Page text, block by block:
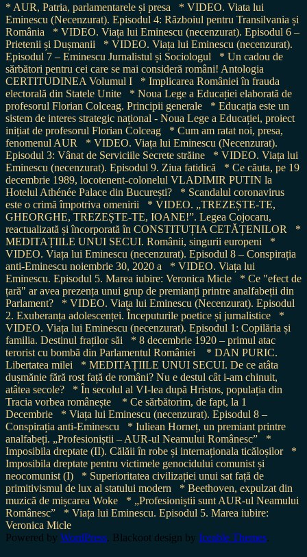
* AUR, Patria, parlamentarele și presa
* VIDEO. Viata lui
Eminescu (Necenzurat). Episodul 4: Războiul pentru Transilvania și
România
* VIDEO. Viața lui Eminescu (necenzurat). Episodul 6 –
Prietenii și Dușmanii
* VIDEO. Viața lui Eminescu (necenzurat).
Episodul 7 – Eminescu Jurnalistul și Sociologul
* Un cadou de
sărbători pentru cei care se mai consideră români! Antologia
CERTITUDINEA Volumul I
* Implicarea României în frauda
electorală din Statele Unite
* Noua Lege a Educației elaborată de
profesorul Florian Colceag. Principii generale
* Educația este un
sistem de interes strategic național - Noua Lege a Educației, proiect
inițiat de profesorul Florian Colceag
* Cum am ratat noi, presa,
fenomenul AUR
* VIDEO. Viața lui Eminescu (Necenzurat).
Episodul 3: Vânat de Serviciile Secrete străine
* VIDEO. Viața lui
Eminescu (necenzurat). Episodul 9. Ziua fatidică
* Ce căuta, pe 19
decembrie 1989, locotenent-colonelul VLADIMIR PUTIN la
Hotelul Athénée Palace din București?
* Scandalul coronavirus
este o crimă împotriva omenirii
* VIDEO. „TREZEȘTE-TE,
GHEORGHE, TREZEȘTE-TE, IOANE!”. Legea Cojocaru,
reactualizată și încorporată în CONSTITUȚIA CETĂȚENILOR
*
MEDITAȚIILE UNUI SECUI. Românii, singurii europeni
*
VIDEO. Viața lui Eminescu (necenzurat). Episodul 8 – Conspirația
anti-Eminescu noiembrie 30, 2020 a
* VIDEO. Viața lui
Eminescu. Episodul 5. Marea iubire: Veronica Micle
* Ce "efect de
țară" ar avea prezența unui grup de premianți printre analfabeții din
Parlament?
* VIDEO. Viața lui Eminescu (Necenzurat). Episodul
2. Exuberanța adolescenței. Începuturile poetice și jurnalistice
*
VIDEO. Viața lui Eminescu (necenzurat). Episodul 1: Copilăria și
familia. Destinul fraților săi
* 8 decembrie 1920 – primul atac
terorist cu bombă din Parlamentul României
* DAN PURIC.
Libertatea milei
* MEDITAȚIILE UNUI SECUI. De ce atâta
dușmănie fără rost față de români? Nu e destul cât i-am chinuit,
atâtea secole?
* În secolul al VI-lea după Hristos, populația din
Tracia vorbea românește
* Ce sărbătorim, de fapt, la 1
Decembrie
* Viața lui Eminescu (necenzurat). Episodul 8 –
Conspirația anti-Eminescu
* Iuliean Horneț, un premiant printre
analfabeți. „Profesioniștii – AUR-ul Neamului Românesc”
*
Imposibila dreptate (II). Călăii în robe și internaționala ticăloșilor
*
Imposibila dreptate pentru victimele genocidului comunist și
neocomunist (I)
* Superioritatea civilizației unui sat față de
primitivismul de lux al statului modern
* Beethoven, expulzat din
muzică de mișcarea Woke
* „Profesioniștii sunt AUR-ul Neamului
Românesc”
* Viața lui Eminescu. Episodul 5. Marea iubire:
Veronica Micle
Powered by WordPress. Blackoot design by Iceable Themes.